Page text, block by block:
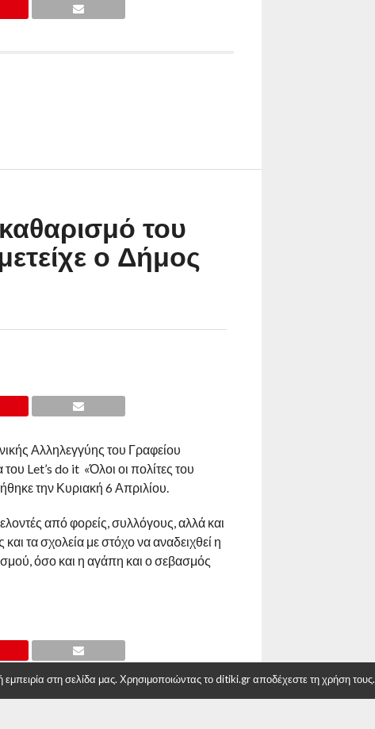
του
ο Δήμος
Αλληλεγγύης του Γραφείου
Let’s do it «Όλοι οι πολίτες του
την Κυριακή 6 Απριλίου.
από φορείς, συλλόγους, αλλά και
τα σχολεία με στόχο να αναδειχθεί η
όσο και η αγάπη και ο σεβασμός
στη σελίδα μας. Χρησιμοποιώντας το ditiki.gr αποδέχεστε τη χρήση τους.